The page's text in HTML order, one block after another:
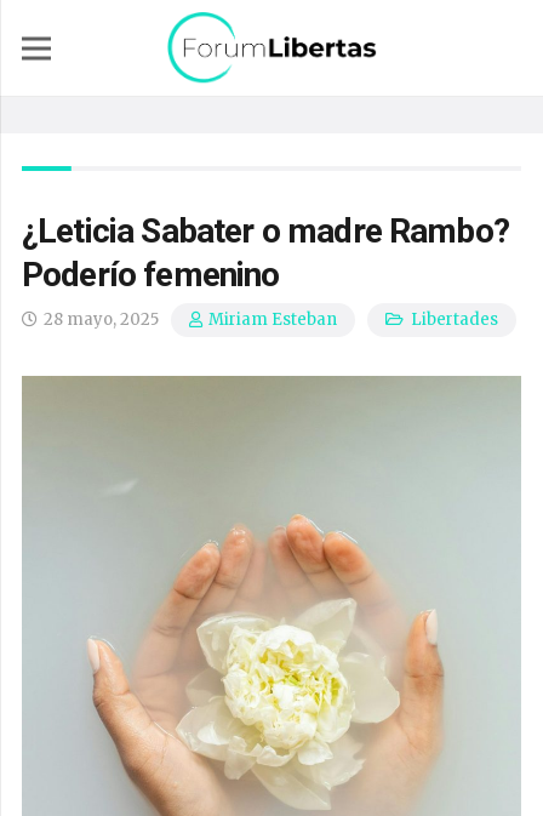
¿Leticia Sabater o madre Rambo?
Poderío femenino
28 mayo, 2025 Miriam Esteban Libertades